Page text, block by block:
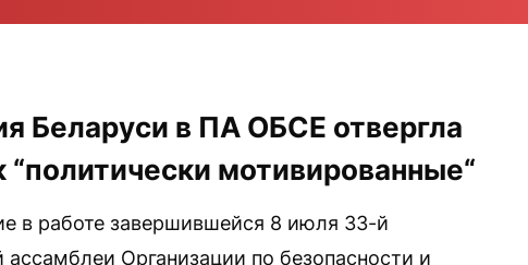
Беларуси в ПА ОБСЕ отвергла
“политически мотивированные“
в работе завершившейся 8 июля 33-й
Организации по безопасности и